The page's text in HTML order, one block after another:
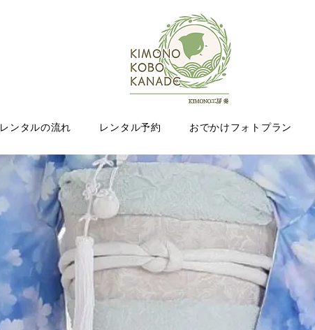
レンタルの流れ レンタル予約 おでかけフォトプラン